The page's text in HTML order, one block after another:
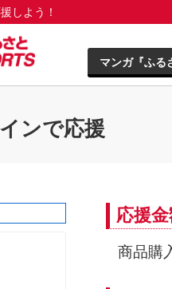
しよう！
マンガ『ふる
ンで応援
応援
商品購